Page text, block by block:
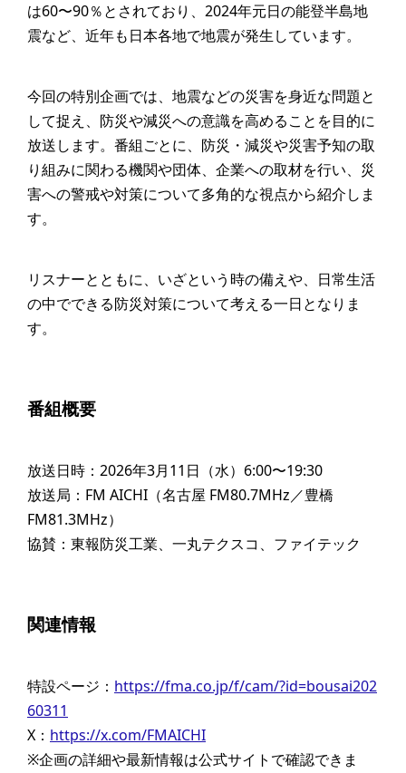
は60〜90％とされており、2024年元日の能登半島地
震など、近年も日本各地で地震が発生しています。
今回の特別企画では、地震などの災害を身近な問題と
して捉え、防災や減災への意識を高めることを目的に
放送します。番組ごとに、防災・減災や災害予知の取
り組みに関わる機関や団体、企業への取材を行い、災
害への警戒や対策について多角的な視点から紹介しま
す。
リスナーとともに、いざという時の備えや、日常生活
の中でできる防災対策について考える一日となりま
す。
番組概要
放送日時：2026年3月11日（水）6:00〜19:30
放送局：FM AICHI（名古屋 FM80.7MHz／豊橋
FM81.3MHz）
協賛：東報防災工業、一丸テクスコ、ファイテック
関連情報
特設ページ： https://fma.co.jp/f/cam/?id=bousai202
60311
X： https://x.com/FMAICHI
※企画の詳細や最新情報は公式サイトで確認できま